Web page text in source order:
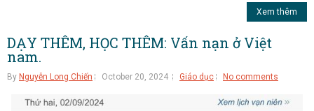
Xem thêm
DẠY THÊM, HỌC THÊM: Vấn nạn ở Việt
nam.
By Nguyễn Long Chiến October 20, 2024 Giáo dục No comments